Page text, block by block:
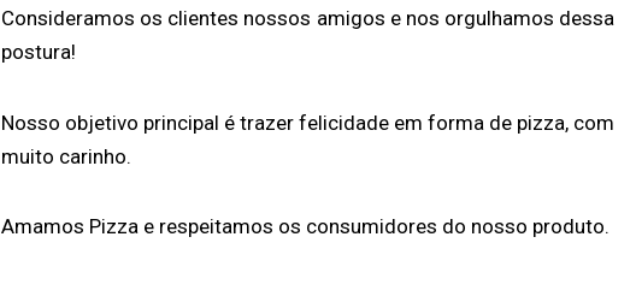
Consideramos os clientes nossos amigos e nos orgulhamos dessa
postura!
Nosso objetivo principal é trazer felicidade em forma de pizza, com
muito carinho.
Amamos Pizza e respeitamos os consumidores do nosso produto.